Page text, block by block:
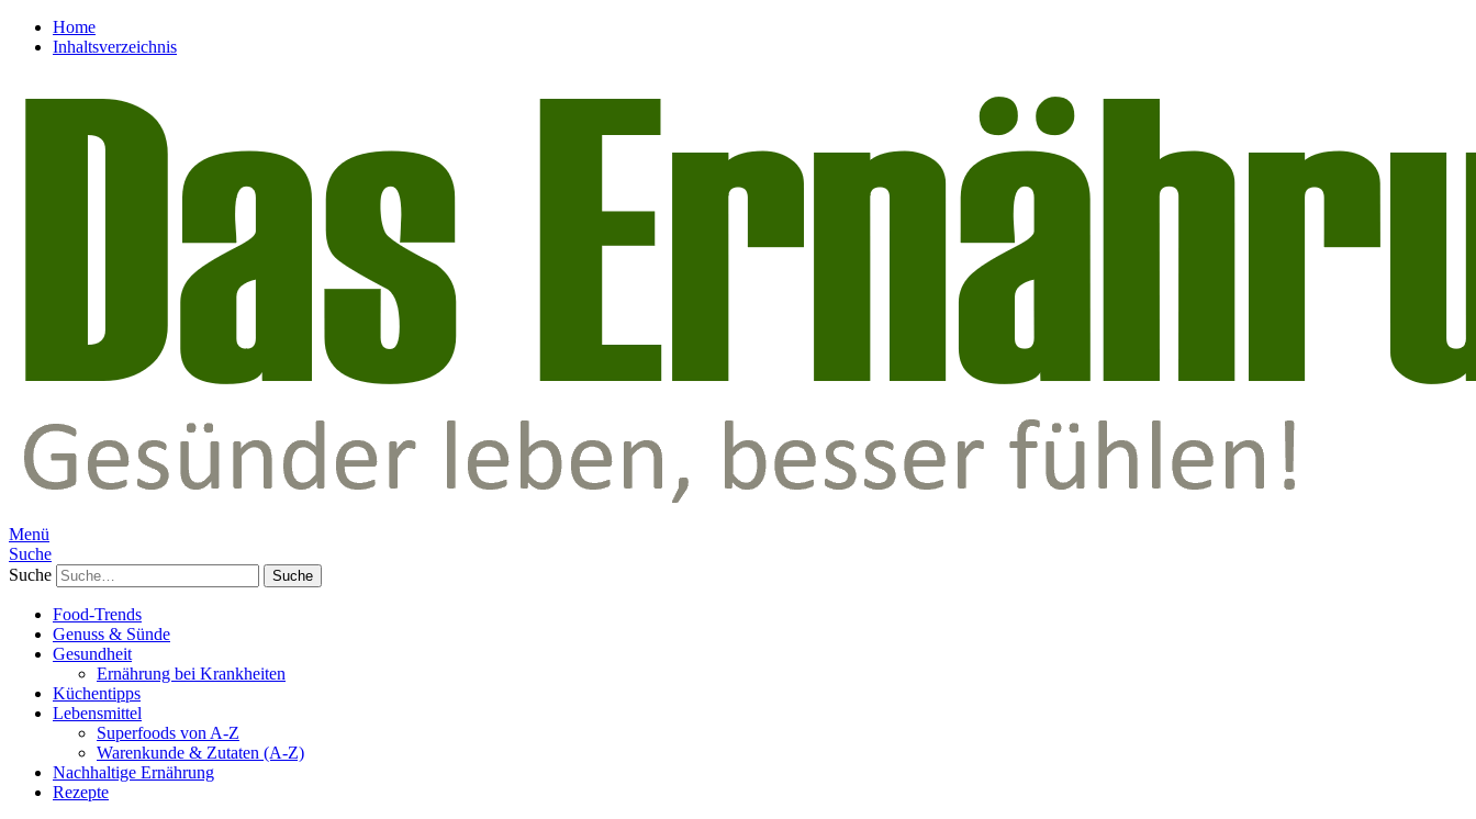
Home
Inhaltsverzeichnis
Menü
Suche
Suche
Food-Trends
Genuss & Sünde
Gesundheit
Ernährung bei Krankheiten
Küchentipps
Lebensmittel
Superfoods von A-Z
Warenkunde & Zutaten (A-Z)
Nachhaltige Ernährung
Rezepte